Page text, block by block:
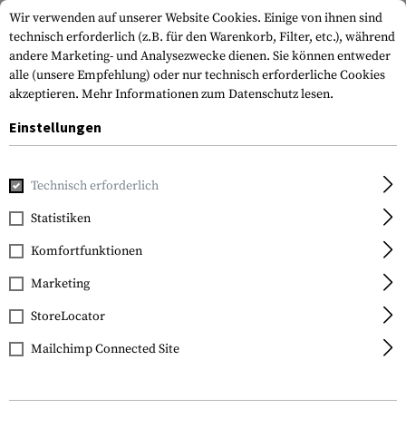
Home Ausrüstung
Arc'teryx
Combat Knee Caps
Wir verwenden auf unserer Website Cookies. Einige von ihnen sind
technisch erforderlich (z.B. für den Warenkorb, Filter, etc.), während
andere Marketing- und Analysezwecke dienen. Sie können entweder
alle (unsere Empfehlung) oder nur technisch erforderliche Cookies
akzeptieren. Mehr Informationen zum Datenschutz lesen.
Einstellungen
Technisch erforderlich
Statistiken
Komfortfunktionen
Marketing
StoreLocator
Mailchimp Connected Site